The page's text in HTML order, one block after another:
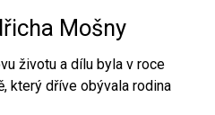
Mošny
životu a dílu byla v roce
který dříve obývala rodina